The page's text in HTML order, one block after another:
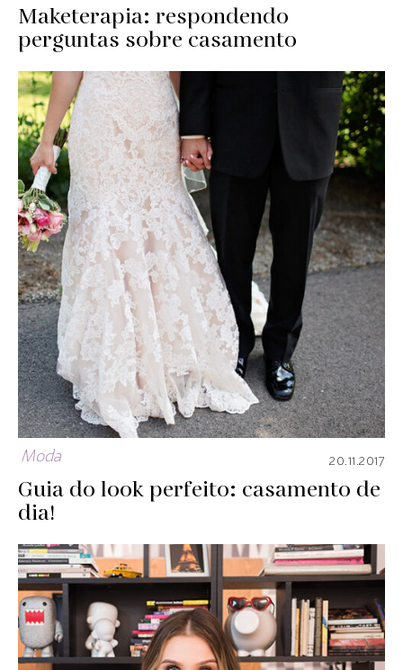
Maketerapia: respondendo
perguntas sobre casamento
Moda 20.11.2017
Guia do look perfeito: casamento de
dia!